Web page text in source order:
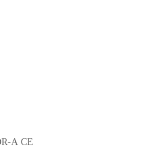
A CE